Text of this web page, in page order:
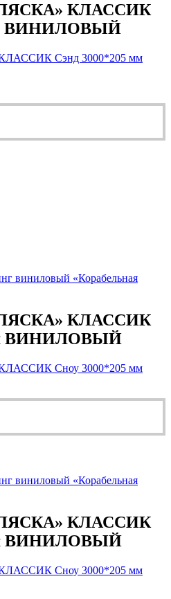
КЛАССИК
ВИНИЛОВЫЙ
Сэнд 3000*205 мм
виниловый «Корабельная
КЛАССИК
ВИНИЛОВЫЙ
Сноу 3000*205 мм
виниловый «Корабельная
КЛАССИК
ВИНИЛОВЫЙ
Сноу 3000*205 мм